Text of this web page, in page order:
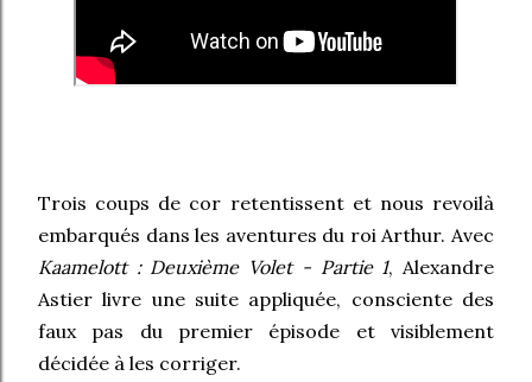
Trois coups de cor retentissent et nous revoilà
embarqués dans les aventures du roi Arthur. Avec
Kaamelott : Deuxième Volet - Partie 1, Alexandre
Astier livre une suite appliquée, consciente des
faux pas du premier épisode et visiblement
décidée à les corriger.